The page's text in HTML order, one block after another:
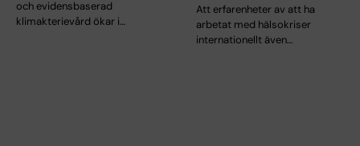
och evidensbaserad
klimakterievård ökar i…
Att erfarenheter av att ha
arbetat med hälsokriser
internationellt även…